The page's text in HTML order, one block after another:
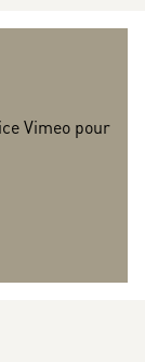
Vimeo pour